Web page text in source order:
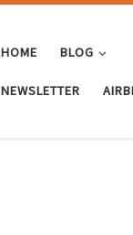
HOME BLOG
NEWSLETTER